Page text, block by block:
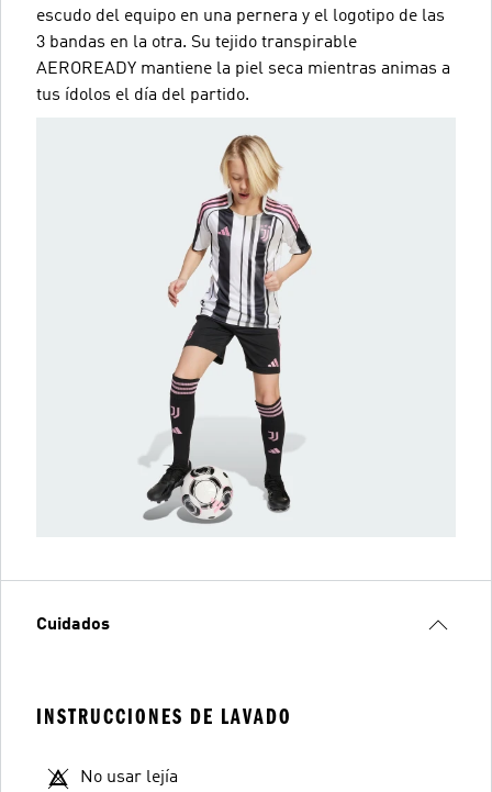
escudo del equipo en una pernera y el logotipo de las
3 bandas en la otra. Su tejido transpirable
AEROREADY mantiene la piel seca mientras animas a
tus ídolos el día del partido.
Cuidados
INSTRUCCIONES DE LAVADO
No usar lejía